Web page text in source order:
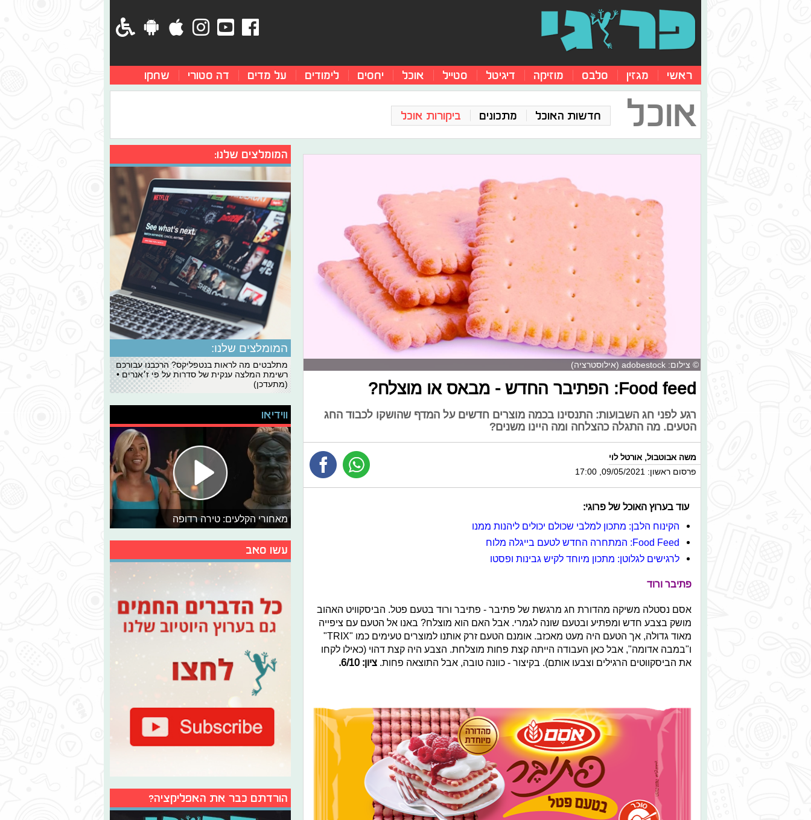
ראשי מגזין סלבס מוזיקה דיגיטל סטייל אוכל יחסים לימודים על מדים דה סטורי שחקו
אוכל חדשות האוכל מתכונים ביקורות אוכל
© צילום: adobestock (אילוסטרציה)
Food feed: הפתיבר החדש - מבאס או מוצלח?
רגע לפני חג השבועות: התנסינו בכמה מוצרים חדשים על המדף שהושקו לכבוד החג
הטעים. מה התגלה כהצלחה ומה היינו משנים?
משה אבוטבול,אורטל לוי
פרסום ראשון: 09/05/2021, 17:00
עוד בערוץ האוכל של פרוגי:
הקינוח הלבן: מתכון למלבי שכולם יכולים ליהנות ממנו
Food Feed: המתחרה החדש לטעם בייגלה מלוח
לרגישים לגלוטן: מתכון מיוחד לקיש גבינות ופסטו
פתיבר ורוד
אסם נסטלה משיקה מהדורת חג מרגשת של פתיבר - פתיבר ורוד בטעם פטל. הביסקוויט האהוב
מושק בצבע חדש ומפתיע ובטעם שונה לגמרי. אבל האם הוא מוצלח? באנו אל הטעם עם ציפייה
מאוד גדולה, אך הטעם היה מעט מאכזב. אומנם הטעם זרק אותנו למוצרים טעימים כמו "TRIX"
ו"במבה אדומה", אבל כאן העבודה הייתה קצת פחות מוצלחת. הצבע היה קצת דהוי (כאילו לקחו
את הביסקווטים הרגילים וצבעו אותם). בקיצור - כוונה טובה, אבל התוצאה פחות. ציון: 6/10.
המומלצים שלנו:
המומלצים שלנו:
מתלבטים מה לראות בנטפליקס? הרכבנו עבורכם
רשימת המלצה ענקית של סדרות על פי ז׳אנרים •
(מתעדכן)
ווידיאו
מאחורי הקלעים: טירה רדופה
עשו סאב
הורדתם כבר את האפליקציה?